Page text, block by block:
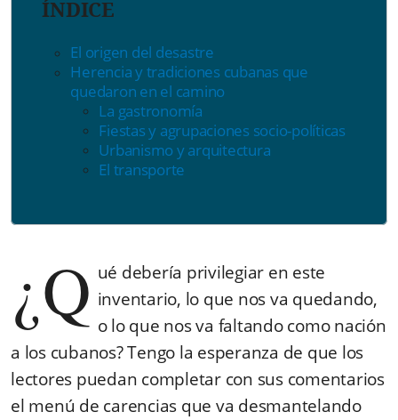
ÍNDICE
El origen del desastre
Herencia y tradiciones cubanas que
quedaron en el camino
La gastronomía
Fiestas y agrupaciones socio-políticas
Urbanismo y arquitectura
El transporte
¿Q ué debería privilegiar en este
inventario, lo que nos va quedando,
o lo que nos va faltando como nación
a los cubanos? Tengo la esperanza de que los
lectores puedan completar con sus comentarios
el menú de carencias que va desmantelando